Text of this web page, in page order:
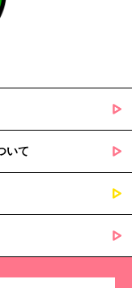
管理体制を敷き実行
有するご本人の個人
除、利用停止・消去
合は速やかに対応い
いて